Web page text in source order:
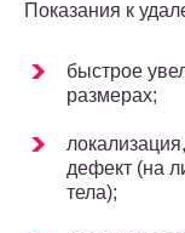
Показания к
быстрое
размерах;
дефект (на
тела);